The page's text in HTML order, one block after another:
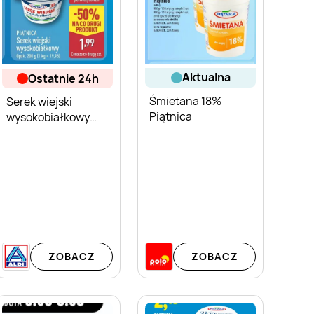
ostatnie 24h
Serek wiejski
wysokobiałkowy
ZOBACZ
aktualna
Śmietana 18%
Piątnica
ZOBACZ